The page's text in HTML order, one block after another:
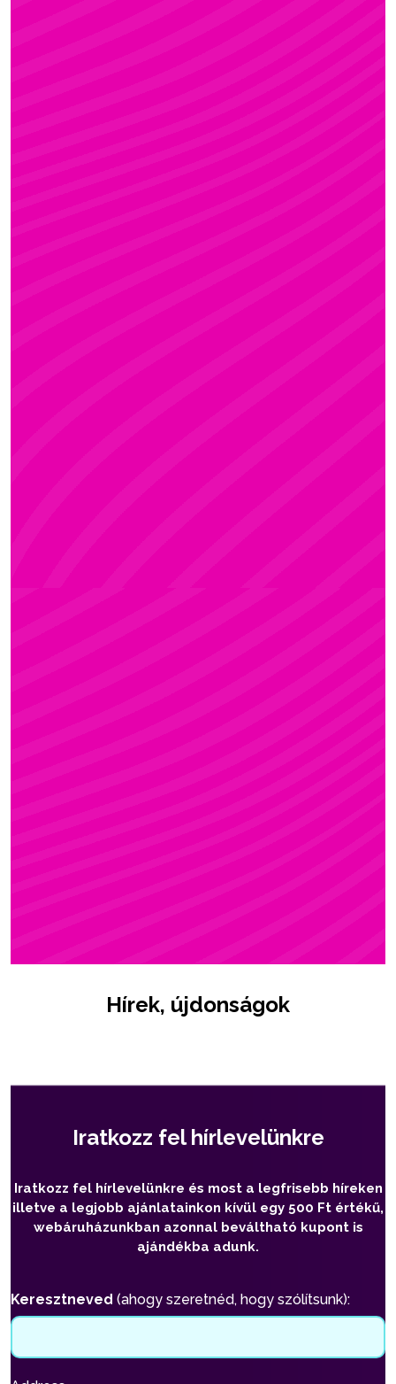
Hírek, újdonságok
Iratkozz fel hírlevelünkre
Iratkozz fel hírlevelünkre és most a legfrisebb híreken
illetve a legjobb ajánlatainkon kívül egy 500 Ft értékű,
webáruházunkban azonnal beváltható kupont is
ajándékba adunk.
Keresztneved (ahogy szeretnéd, hogy szólítsunk):